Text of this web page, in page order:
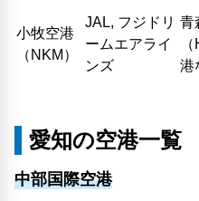
小牧空港
（NKM）
JAL, フジドリ
ームエアライ
ンズ
青
港
愛知の空港一覧
中部国際空港